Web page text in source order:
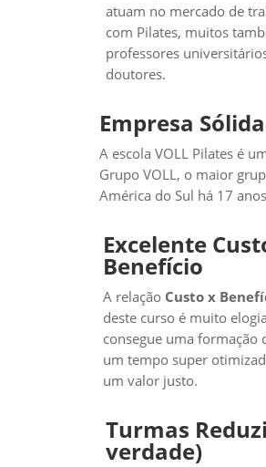
atuam no mercado de
com Pilates, muitos
professores
doutores.
Empresa Sólida
A escola VOLL Pilates é
Grupo VOLL, o maior
América do Sul há 17
Excelente
Benefício
A relação Custo x
deste curso é muito
consegue uma formação
um tempo super
um valor justo.
Turmas
verdade)